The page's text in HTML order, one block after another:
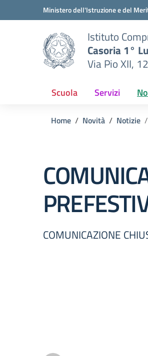
Vai ai contenuti
Vai al menu di navigazioneMinistero dell'Istruzione e del
Istituto
Casoria 1°
Via Pio XII,
Scuola Servizi
Home Novità Notizie
COMUNICAZIONE